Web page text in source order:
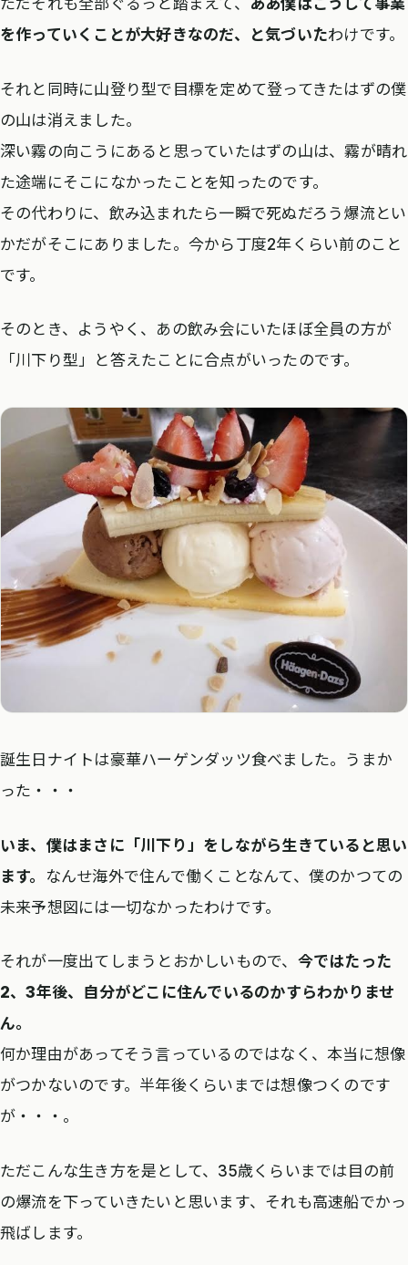
ただそれも全部ぐるっと踏まえて、
ああ僕はこうして事業
を作っていくことが大好きなのだ、と気づいたわけです。
それと同時に山登り型で目標を定めて登ってきたはずの僕
の山は消えました。
深い霧の向こうにあると思っていたはずの山は、霧が晴れ
た途端にそこになかったことを知ったのです。
その代わりに、飲み込まれたら一瞬で死ぬだろう爆流とい
かだがそこにありました。今から丁度2年くらい前のこと
です。
そのとき、ようやく、あの飲み会にいたほぼ全員の方が
「川下り型」と答えたことに合点がいったのです。
誕生日ナイトは豪華ハーゲンダッツ食べました。うまか
った・・・
いま、僕はまさに「川下り」をしながら生きていると思い
ます。
なんせ海外で住んで働くことなんて、僕のかつての
未来予想図には一切なかったわけです。
それが一度出てしまうとおかしいもので、 今ではたった
2、3年後、自分がどこに住んでいるのかすらわかりませ
ん。
何か理由があってそう言っているのではなく、本当に想像
がつかないのです。半年後くらいまでは想像つくのです
が・・・。
ただこんな生き方を是として、35歳くらいまでは目の前
の爆流を下っていきたいと思います、それも高速船でかっ
飛ばします。